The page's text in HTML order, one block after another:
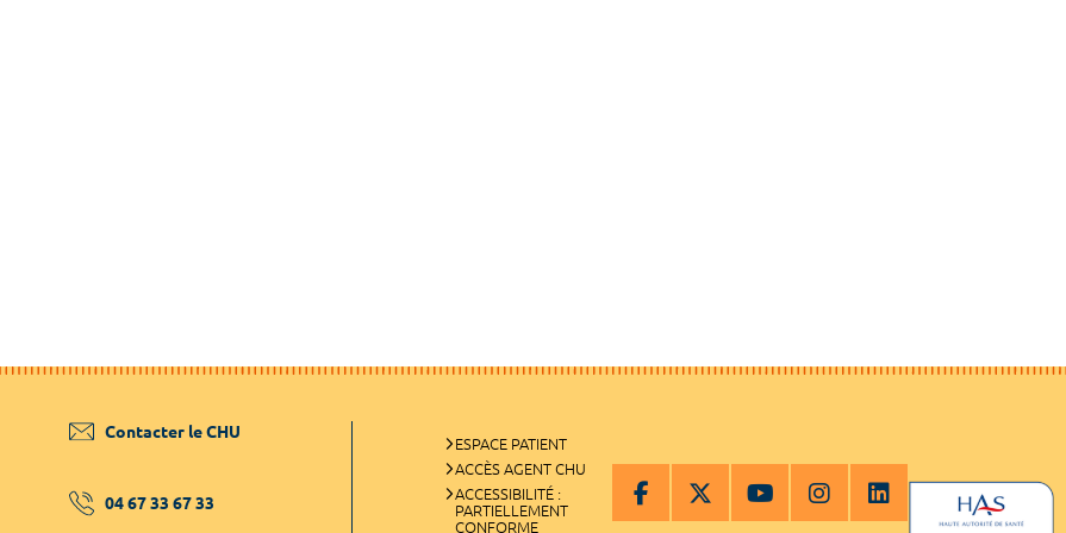
Contacter le CHU
04 67 33 67 33
ESPACE PATIENT
ACCÈS AGENT CHU
ACCESSIBILITÉ :
PARTIELLEMENT
CONFORME